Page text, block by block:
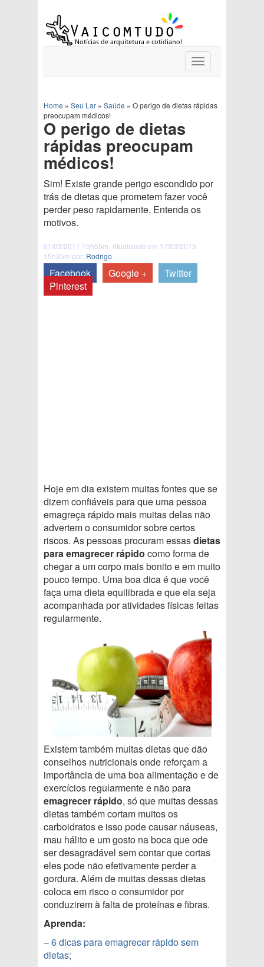
Toggle
navigation
Home » Seu Lar » Saúde » O perigo de dietas rápidas
preocupam médicos!
O perigo de dietas
rápidas preocupam
médicos!
Sim! Existe grande perigo escondido por
trás de dietas que prometem fazer você
perder peso rapidamente. Entenda os
motivos.
01/03/2011 15h55m. Atualizado em 17/03/2015
15h25m por: Rodrigo
Facebook Google +
Twitter
Pinterest
Hoje em dia existem muitas fontes que se
dizem confiáveis para que uma pessoa
emagreça rápido mais muitas delas não
advertem o consumidor sobre certos
riscos. As pessoas procuram essasdietas
para emagrecer rápido como forma de
chegar a um corpo mais bonito e em muito
pouco tempo. Uma boa dica é que você
faça uma dieta equilibrada e que ela seja
acompanhada por atividades físicas feitas
regularmente.
Existem também muitas dietas que dão
conselhos nutricionais onde reforçam a
importância de uma boa alimentação e de
exercícios regularmente e não para
emagrecer rápido, só que muitas dessas
dietas também cortam muitos os
carboidratos e isso pode causar náuseas,
mau hálito e um gosto na boca que ode
ser desagradável sem contar que cortas
eles pode não efetivamente perder a
gordura. Além de muitas dessas dietas
coloca em risco o consumidor por
conduzirem à falta de proteínas e fibras.
Aprenda:
– 6 dicas para emagrecer rápido sem
dietas;